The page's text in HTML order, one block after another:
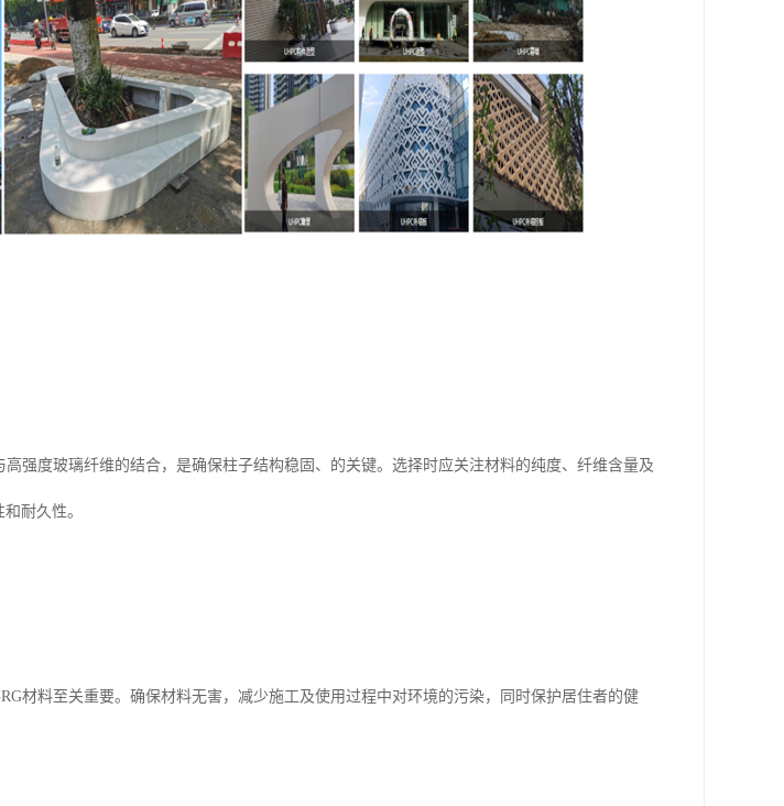
强度玻璃纤维的结合，是确保柱子结构稳固、的关键。选择时应关注材料的纯度、纤维含量及
耐久性。
材料至关重要。确保材料无害，减少施工及使用过程中对环境的污染，同时保护居住者的健